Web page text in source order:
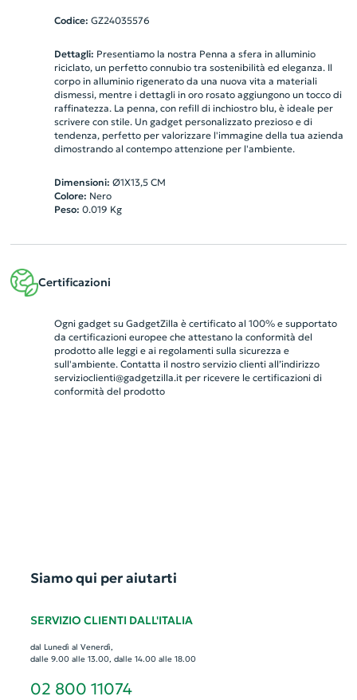
Codice: GZ24035576
Dettagli: Presentiamo la nostra Penna a sfera in alluminio
riciclato, un perfetto connubio tra sostenibilità ed eleganza. Il
corpo in alluminio rigenerato da una nuova vita a materiali
dismessi, mentre i dettagli in oro rosato aggiungono un tocco di
raffinatezza. La penna, con refill di inchiostro blu, è ideale per
scrivere con stile. Un gadget personalizzato prezioso e di
tendenza, perfetto per valorizzare l'immagine della tua azienda
dimostrando al contempo attenzione per l'ambiente.
Dimensioni: Ø1X13,5 CM
Colore: Nero
Peso: 0.019 Kg
Certificazioni
Ogni gadget su GadgetZilla è certificato al 100% e supportato
da certificazioni europee che attestano la conformità del
prodotto alle leggi e ai regolamenti sulla sicurezza e
sull'ambiente. Contatta il nostro servizio clienti all’indirizzo
servizioclienti@gadgetzilla.itper ricevere le certificazioni di
conformità del prodotto
Siamo qui per aiutarti
SERVIZIO CLIENTI DALL'ITALIA
dal Lunedì al Venerdì,
dalle 9.00 alle 13.00, dalle 14.00 alle 18.00
02 800 11074